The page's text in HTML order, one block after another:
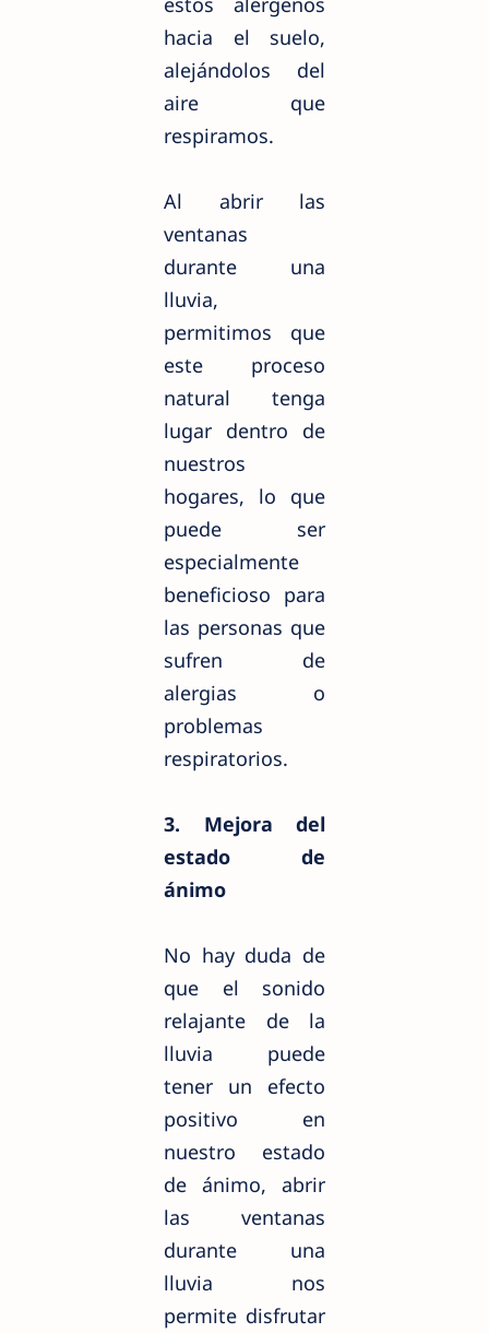
hacia el suelo,
alejándolos del
aire que
respiramos.
Al abrir las
ventanas
durante una
lluvia,
permitimos que
este proceso
natural tenga
lugar dentro de
nuestros
hogares, lo que
puede ser
especialmente
beneficioso para
las personas que
sufren de
alergias o
problemas
respiratorios.
3. Mejora del
estado de
ánimo
No hay duda de
que el sonido
relajante de la
lluvia puede
tener un efecto
positivo en
nuestro estado
de ánimo, abrir
las ventanas
durante una
lluvia nos
permite disfrutar